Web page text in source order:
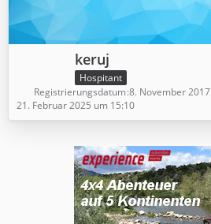
keruj
Hospitant
Registrierungsdatum 8. November 2017
21. Februar 2025 um 15:10